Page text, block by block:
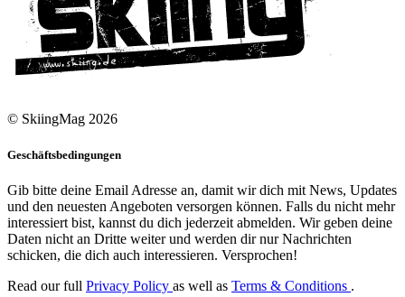
© SkiingMag 2026
Geschäftsbedingungen
Gib bitte deine Email Adresse an, damit wir dich mit News, Updates
und den neuesten Angeboten versorgen können. Falls du nicht mehr
interessiert bist, kannst du dich jederzeit abmelden. Wir geben deine
Daten nicht an Dritte weiter und werden dir nur Nachrichten
schicken, die dich auch interessieren. Versprochen!
Read our full Privacy Policy as well as Terms & Conditions .